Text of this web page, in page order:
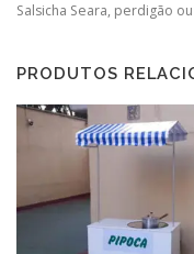
Salsicha Seara, perdigão
PRODUTOS